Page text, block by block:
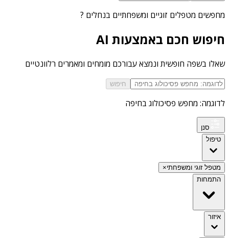
מחפשים מטפלים זוגיים ומשפחתיים בנחלים ?
חיפוש חכם באמצעות AI
שאלו בשפה חופשית ונמצא עבורכם מומחים ומאמרים רלוונטיים
חיפוש
לדוגמה: מחפש פסיכולוג בחיפה
סנן
טיפול
מטפל זוגי ומשפחתי×
התמחות
איזור